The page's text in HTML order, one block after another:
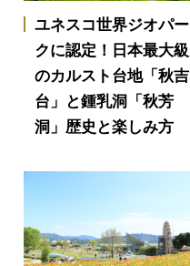
ユネスコ世界ジオパー
クに認定！日本最大級
のカルスト台地「秋吉
台」と鍾乳洞「秋芳
洞」歴史と楽しみ方